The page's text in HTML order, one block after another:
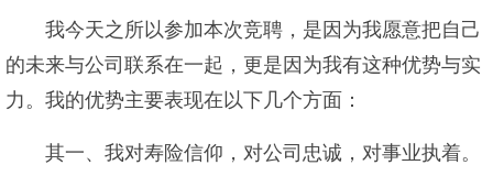
我今天之所以参加本次竞聘，是因为我愿意把自己
的未来与公司联系在一起，更是因为我有这种优势与实
力。我的优势主要表现在以下几个方面：
其一、我对寿险信仰，对公司忠诚，对事业执着。